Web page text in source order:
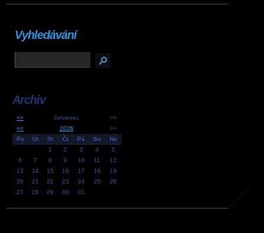
Vyhledávání
Archiv
<< červenec
>>
<<
2026
>>
Po
Út St Čt Pá So
Ne
1
2 3 4
5
6
7 8 9 10 11
12
13
14 15 16 17 18
19
20
21 22 23 24 25
26
27
28 29 30 31